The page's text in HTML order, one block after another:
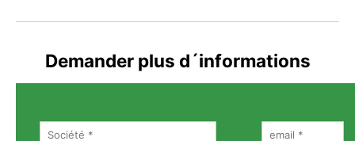
Demander plus d´informations